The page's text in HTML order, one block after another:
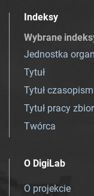
Indeksy
Wybrane
Jednostka
Tytuł
Tytuł
Tytuł pracy
Twórca
O DigiLab
O projekcie